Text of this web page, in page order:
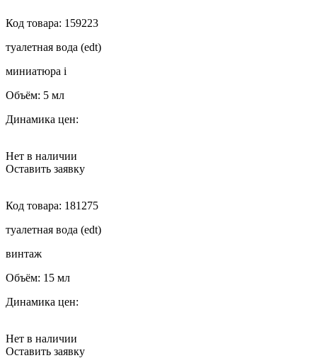
Код товара: 159223
туалетная вода (edt)
миниатюра i
Объём: 5 мл
Динамика цен:
Нет в наличии
Оставить заявку
Код товара: 181275
туалетная вода (edt)
винтаж
Объём: 15 мл
Динамика цен:
Нет в наличии
Оставить заявку